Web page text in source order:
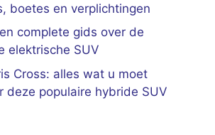
boetes en verplichtingen
complete gids over de
elektrische SUV
Cross: alles wat u moet
deze populaire hybride SUV